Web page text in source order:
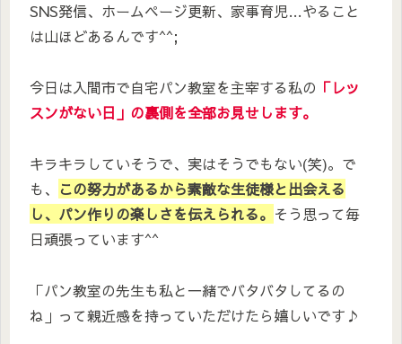
SNS発信、ホームページ更新、家事育児…やること
は山ほどあるんです^^;
今日は入間市で自宅パン教室を主宰する私の 「レッ
スンがない日」の裏側を全部お見せします。
キラキラしていそうで、実はそうでもない(笑)。で
も、 この努力があるから素敵な生徒様と出会える
し、パン作りの楽しさを伝えられる。 そう思って毎
日頑張っています^^
「パン教室の先生も私と一緒でバタバタしてるの
ね」って親近感を持っていただけたら嬉しいです♪